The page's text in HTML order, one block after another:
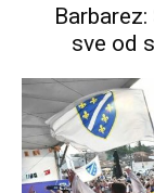
sve od